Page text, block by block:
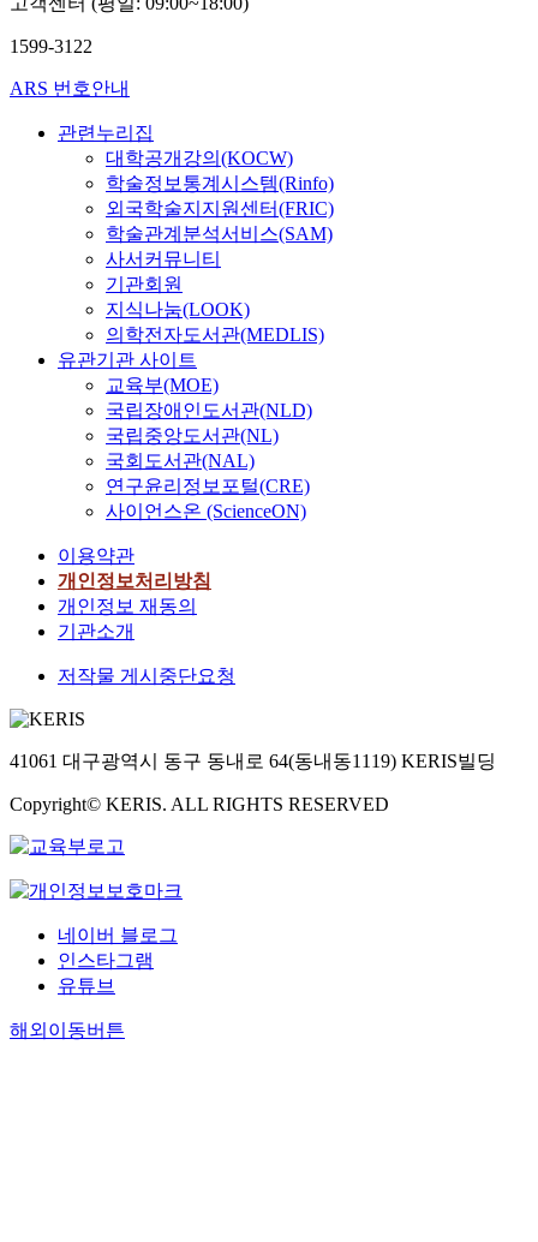
1599-3122
ARS 번호안내
관련누리집
대학공개강의(KOCW)
학술정보통계시스템(Rinfo)
외국학술지지원센터(FRIC)
학술관계분석서비스(SAM)
사서커뮤니티
기관회원
지식나눔(LOOK)
의학전자도서관(MEDLIS)
유관기관 사이트
교육부(MOE)
국립장애인도서관(NLD)
국립중앙도서관(NL)
국회도서관(NAL)
연구윤리정보포털(CRE)
사이언스온 (ScienceON)
이용약관
개인정보처리방침
개인정보 재동의
기관소개
저작물 게시중단요청
41061 대구광역시 동구 동내로 64(동내동1119) KERIS빌딩
Copyright© KERIS. ALL RIGHTS RESERVED
네이버 블로그
인스타그램
유튜브
해외이동버튼